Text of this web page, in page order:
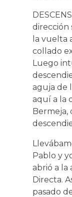
dirección
la vuelta
collado
Luego
aguja de
aquí a la
Bermeja,
Pablo y
abrió a la
Directa.
pasado